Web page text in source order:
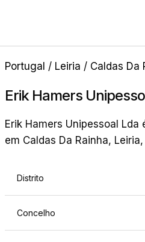
Portugal / Leiria / Caldas Da
Erik Hamers
Erik Hamers Unipessoal
em Caldas Da Rainha,
Distrito
Concelho